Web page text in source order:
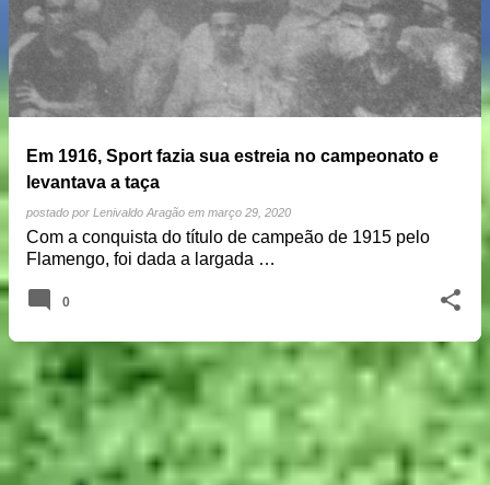
Em 1916, Sport fazia sua estreia no campeonato e
levantava a taça
postado por Lenivaldo Aragão em março 29, 2020
Com a conquista do título de campeão de 1915 pelo
Flamengo, foi dada a largada …
0